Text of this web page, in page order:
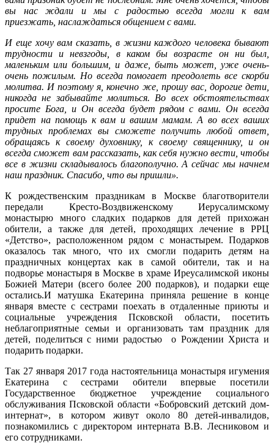
вы нас ждали и мы с радостью всегда могли к вам
приезжать, наслаждаться общением с вами.
И еще хочу вам сказать, в жизни каждого человека бывают
трудности и невзгоды, в каком бы возрасте он ни был,
маленьким или большим, и даже, быть может, уже очень-
очень пожилым. Но всегда помогает преодолеть все скорби
молитва. И поэтому я, конечно же, прошу вас, дорогие дети,
никогда не забывайте молиться. Во всех обстоятельствах
просите Бога, и Он всегда будет рядом с вами. Он всегда
придет на помощь к вам и вашим мамам. А во всех ваших
трудных проблемах вы сможетеполучить любой ответ,
обращаясь к своему духовнику, к своему священнику, и он
всегда сможет вам рассказать, как себя нужно вести, чтобы
все в жизни складывалось благополучно. А сейчас мы начнем
наш праздник. Спасибо, что вы пришли».
К рождественским праздникам в Москве благотворители
передали Кресто-Воздвиженскому Иерусалимскому
монастырю много сладких подарков для детей прихожан
обители, а также для детей, проходящих лечение в РРЦ
«Детство», расположенном рядом с монастырем. Подарков
оказалось так много, что их смогли подарить детям на
праздничных концертах как в самой обители, так и на
подворье монастыря в Москве в храме Иреусалимской иконы
Божией Матери (всего более 200 подарков), и подарки еще
остались.И матушка Екатерина приняла решение в конце
января вместе с сестрами поехать в отдаленные приюты и
социальные учреждения Псковской области, посетить
неблагоприятные семьи и организовать там праздник для
детей, поделиться с ними радостью о Рождении Христа и
подарить подарки.
Так 27 января 2017 года настоятельница монастыря игумения
Екатерина с сестрами обители впервые посетили
Государственное бюджетное учреждение социального
обслуживания Псковской области «Бобровский детский дом-
интернат», в котором живут около 80 детей-инвалидов,
познакомились с директором интерната В.В. Лесниковом и
его сотрудниками.